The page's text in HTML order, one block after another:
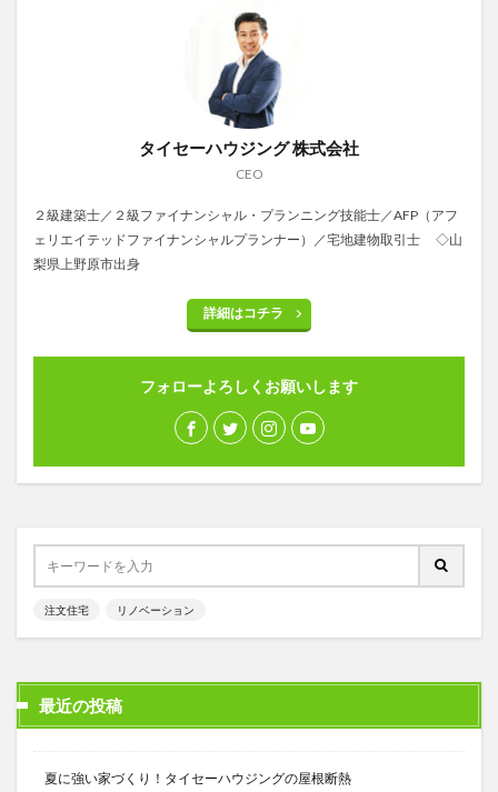
タイセーハウジング 株式会社
CEO
２級建築士／２級ファイナンシャル・プランニング技能士／AFP（アフ
ェリエイテッドファイナンシャルプランナー）／宅地建物取引士 ◇山
梨県上野原市出身
詳細はコチラ
フォローよろしくお願いします
注文住宅 リノベーション
最近の投稿
夏に強い家づくり！タイセーハウジングの屋根断熱